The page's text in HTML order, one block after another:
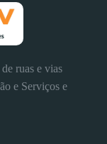
ruas e vias
e Serviços e